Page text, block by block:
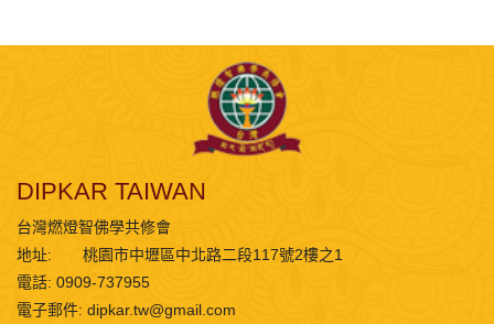
DIPKAR TAIWAN
台灣燃燈智佛學共修會
地址:
桃園市中壢區中北路二段117號2樓之1
電話: 0909-737955
電子郵件: dipkar.tw@gmail.com